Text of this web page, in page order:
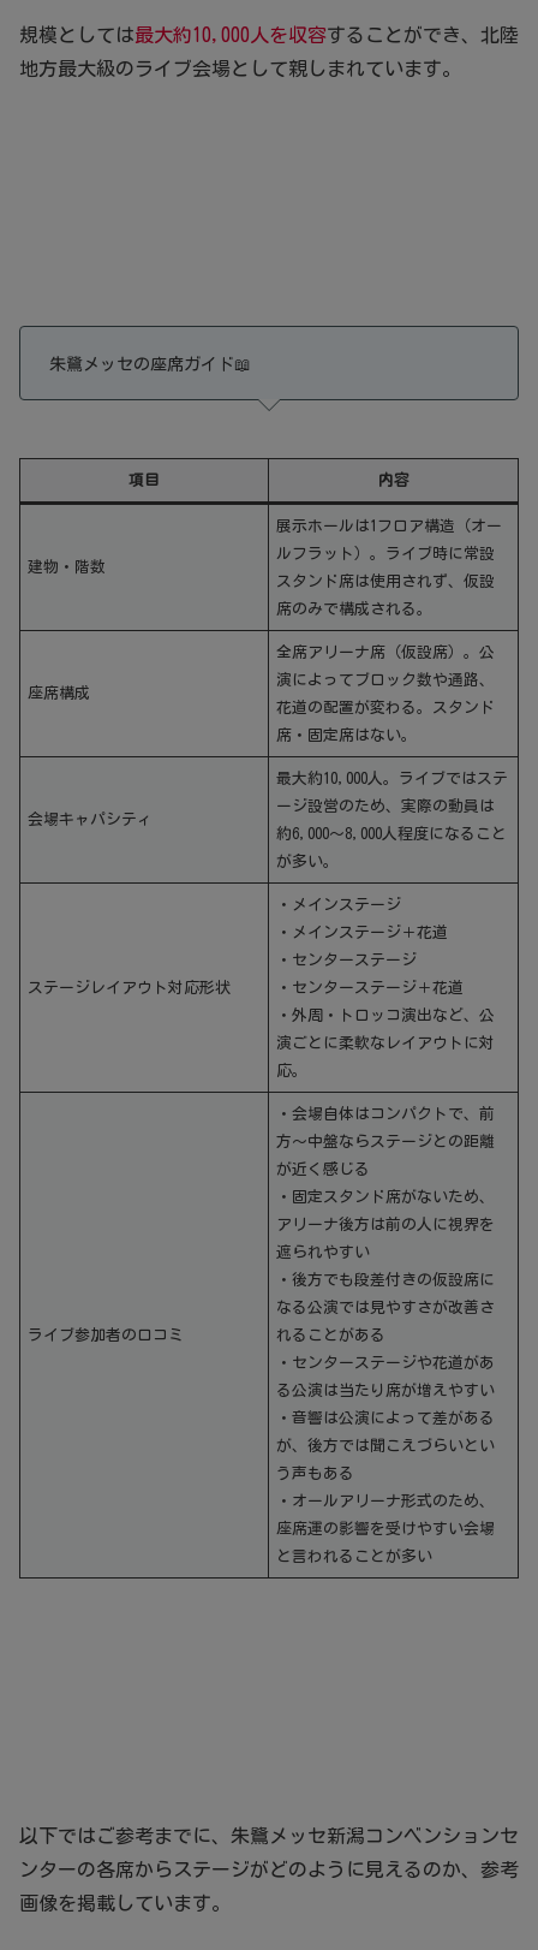
規模としては最大約10,000人を収容することができ、北陸
地方最大級のライブ会場として親しまれています。
朱鷺メッセの座席ガイド📖
項目 内容
建物・階数
展示ホールは1フロア構造（オー
ルフラット）。ライブ時に常設
スタンド席は使用されず、仮設
席のみで構成される。
座席構成
全席アリーナ席（仮設席）。公
演によってブロック数や通路、
花道の配置が変わる。スタンド
席・固定席はない。
会場キャパシティ
最大約10,000人。ライブではステ
ージ設営のため、実際の動員は
約6,000～8,000人程度になること
が多い。
ステージレイアウト対応形状
・メインステージ
・メインステージ＋花道
・センターステージ
・センターステージ＋花道
・外周・トロッコ演出など、公
演ごとに柔軟なレイアウトに対
応。
ライブ参加者の口コミ
・会場自体はコンパクトで、前
方～中盤ならステージとの距離
が近く感じる
・固定スタンド席がないため、
アリーナ後方は前の人に視界を
遮られやすい
・後方でも段差付きの仮設席に
なる公演では見やすさが改善さ
れることがある
・センターステージや花道があ
る公演は当たり席が増えやすい
・音響は公演によって差がある
が、後方では聞こえづらいとい
う声もある
・オールアリーナ形式のため、
座席運の影響を受けやすい会場
と言われることが多い
以下ではご参考までに、朱鷺メッセ新潟コンベンションセ
ンターの各席からステージがどのように見えるのか、参考
画像を掲載しています。